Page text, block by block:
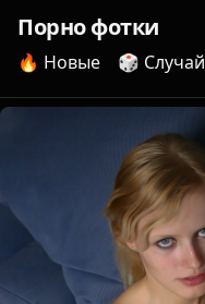
Порно фотки
🔥 Новые 🎲